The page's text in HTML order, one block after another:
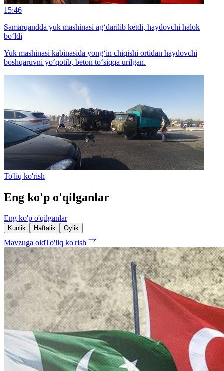
15:46
Samarqandda yuk mashinasi ag‘darilib ketdi, haydovchi halok
bo‘ldi
Yuk mashinasi kabinasida yong‘in chiqishi ortidan haydovchi
boshqaruvni yo‘qotib, beton to‘siqqa urilgan.
To'liq ko'rish
Eng ko'p o'qilganlar
Eng ko'p o'qilganlar
Kunlik Haftalik Oylik
Mavzuga oidTo'liq ko'rish